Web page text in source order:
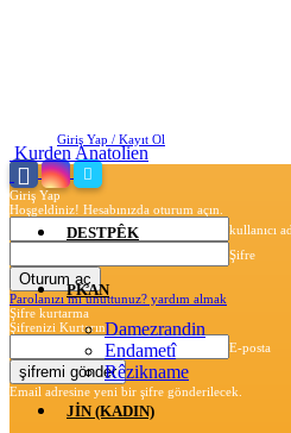
Giriş Yap / Kayıt Ol
Giriş Yap
Hoşgeldiniz! Hesabınızda oturum açın.
kullanıcı
Şifre
Parolanızı mı unuttunuz? yardım almak
Şifre kurtarma
Şifrenizi Kurtarın
E-posta
Email adresine yeni bir şifre gönderilecek.
Kurden Anatolien
DESTPÊK
PKAN
Damezrandin
Endametî
Rêzikname
JİN (KADIN)